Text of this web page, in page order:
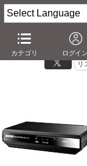
カテゴリ ログイン
アイ・オー、実売
リ